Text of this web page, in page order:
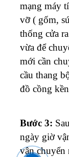
mạng máy
vỡ ( gốm,
thống cửa
vừa để
mới cần
cầu thang
đồ cồng
Bước 3:
ngày giờ
vận chuyển